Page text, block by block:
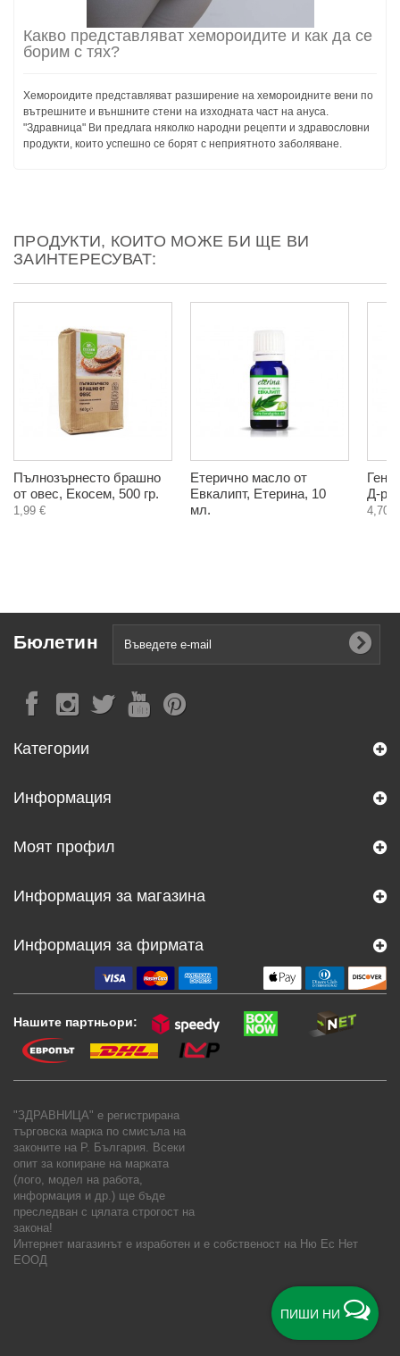
ПИШИ НИ
Какво представляват хемороидите и как да се
борим с тях?
Хемороидите представляват разширение на хемороидните вени по
вътрешните и външните стени на изходната част на ануса.
"Здравница" Ви предлага няколко народни рецепти и здравословни
продукти, които успешно се борят с неприятното заболяване.
ПРОДУКТИ, КОИТО МОЖЕ БИ ЩЕ ВИ
ЗАИНТЕРЕСУВАТ:
Пълнозърнесто брашно
от овес, Екосем, 500 гр.
1,99 €
Етерично масло от
Евкалипт, Етерина, 10
мл.
Д-р
4,70 €
Бюлетин
Категории
Информация
Моят профил
Информация за магазина
Информация за фирмата
Нашите партньори:
"ЗДРАВНИЦА" е регистрирана
търговска марка по смисъла на
законите на Р. България. Всеки
опит за копиране на марката
(лого, модел на работа,
информация и др.) ще бъде
преследван с цялата строгост на
закона!
Интернет магазинът е изработен и е собственост на Ню Ес Нет
ЕООД